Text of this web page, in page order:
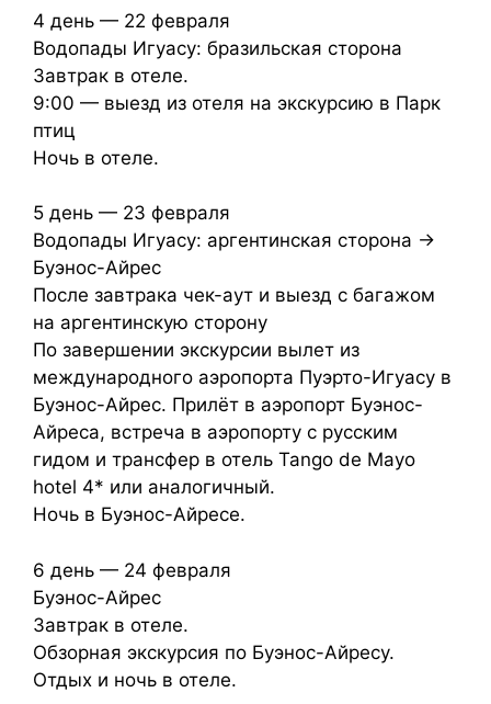
4 день — 22 февраля
Водопады Игуасу: бразильская сторона
Завтрак в отеле.
9:00 — выезд из отеля на экскурсию в Парк
птиц
Ночь в отеле.
5 день — 23 февраля
Водопады Игуасу: аргентинская сторона →
Буэнос-Айрес
После завтрака чек-аут и выезд с багажом
на аргентинскую сторону
По завершении экскурсии вылет из
международного аэропорта Пуэрто-Игуасу в
Буэнос-Айрес. Прилёт в аэропорт Буэнос-
Айреса, встреча в аэропорту с русским
гидом и трансфер в отель Tango de Mayo
hotel 4* или аналогичный.
Ночь в Буэнос-Айресе.
6 день — 24 февраля
Буэнос-Айрес
Завтрак в отеле.
Обзорная экскурсия по Буэнос-Айресу.
Отдых и ночь в отеле.